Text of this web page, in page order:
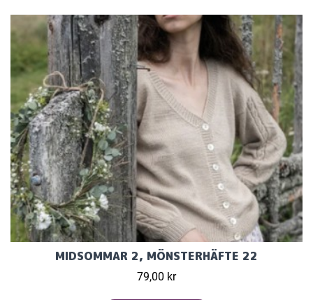
MIDSOMMAR 2, MÖNSTERHÄFTE 22
79,00 kr